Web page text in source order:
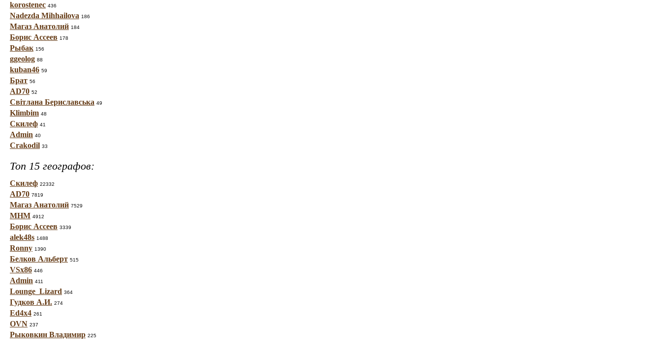
korostenec 436
Nadezda Mihhailova 186
Магаз Анатолий 184
Борис Ассеев 178
Рыбак 156
ggeolog 88
kuban46 59
Брат 56
AD70 52
Світлана Бериславська 49
Klimbim 48
Скилеф 41
Admin 40
Crakodil 33
Топ 15 географов:
Скилеф 22332
AD70 7819
Магаз Анатолий 7529
МНМ 4912
Борис Ассеев 3339
alek48s 1488
Ronny 1390
Белков Альберт 515
VSx86 446
Admin 411
Lounge_Lizard 364
Гудков А.И. 274
Ed4x4 261
OVN 237
Рыковкин Владимир 225